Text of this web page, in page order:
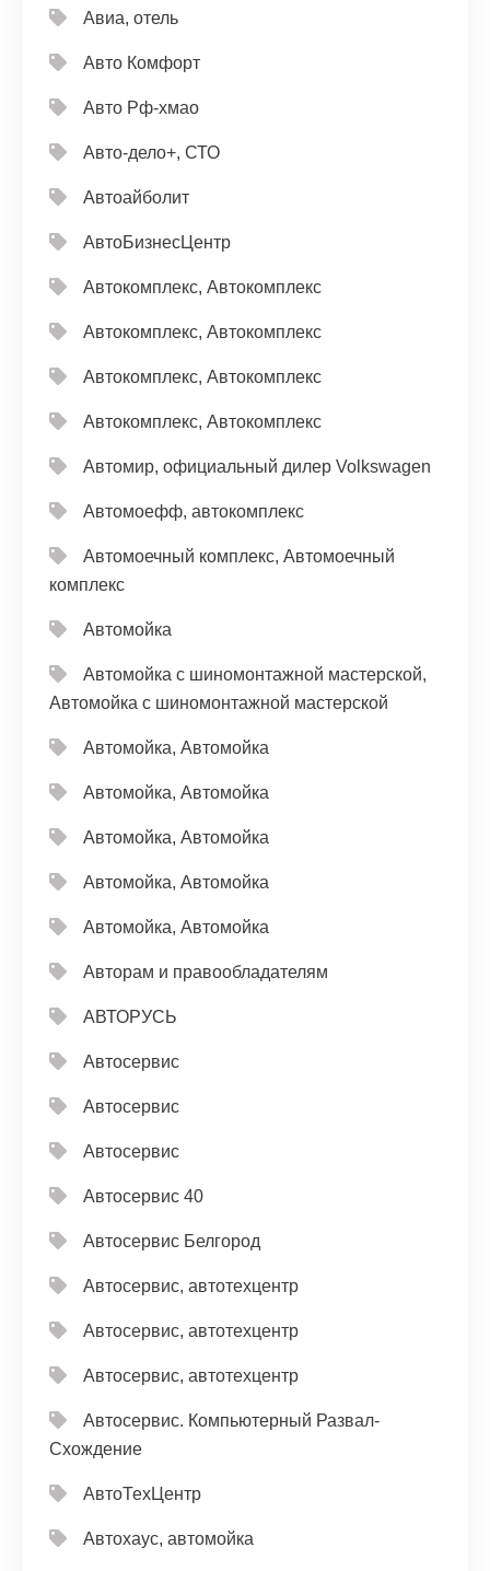
Авиа, отель
Авто Комфорт
Авто Рф-хмао
Авто-дело+, СТО
Автоайболит
АвтоБизнесЦентр
Автокомплекс, Автокомплекс
Автокомплекс, Автокомплекс
Автокомплекс, Автокомплекс
Автокомплекс, Автокомплекс
Автомир, официальный дилер Volkswagen
Автомоефф, автокомплекс
Автомоечный комплекс, Автомоечный
комплекс
Автомойка
Автомойка с шиномонтажной мастерской,
Автомойка с шиномонтажной мастерской
Автомойка, Автомойка
Автомойка, Автомойка
Автомойка, Автомойка
Автомойка, Автомойка
Автомойка, Автомойка
Авторам и правообладателям
АВТОРУСЬ
Автосервис
Автосервис
Автосервис
Автосервис 40
Автосервис Белгород
Автосервис, автотехцентр
Автосервис, автотехцентр
Автосервис, автотехцентр
Автосервис. Компьютерный Развал-
Схождение
АвтоТехЦентр
Автохаус, автомойка